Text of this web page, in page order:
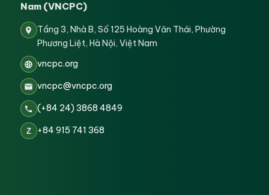
Nam (VNCPC)
Tầng 3, Nhà B, Số 125 Hoàng Văn Thái, Phường
Phương Liệt, Hà Nội, Việt Nam
vncpc.org
vncpc@vncpc.org
(+84 24) 3868 4849
Z +84 915 741 368